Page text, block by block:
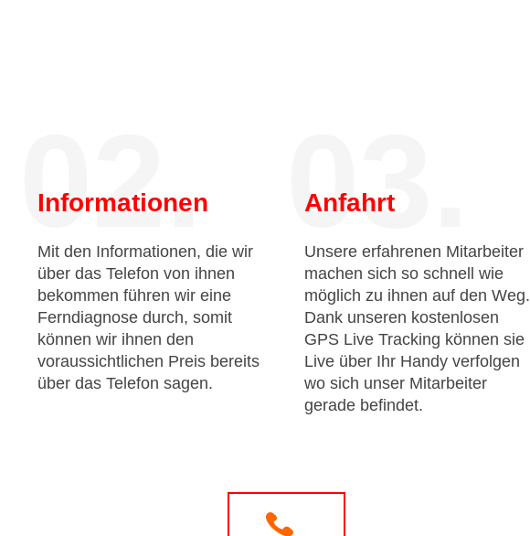
02.
Informationen
Mit den Informationen, die wir
über das Telefon von ihnen
bekommen führen wir eine
Ferndiagnose durch, somit
können wir ihnen den
voraussichtlichen Preis bereits
über das Telefon sagen.
03.
Anfahrt
Unsere erfahrenen Mitarbeiter
machen sich so schnell wie
möglich zu ihnen auf den Weg.
Dank unseren kostenlosen
GPS Live Tracking können sie
Live über Ihr Handy verfolgen
wo sich unser Mitarbeiter
gerade befindet.